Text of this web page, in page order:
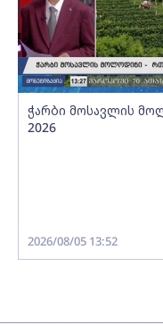
ჭარბი მოსავლის
2026
2026/08/05 13:52